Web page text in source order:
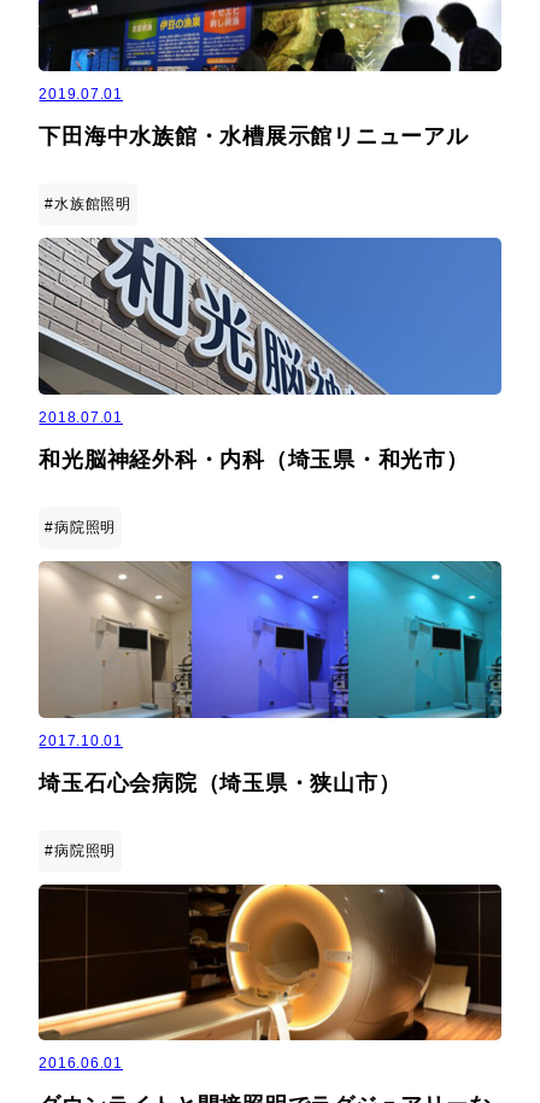
2019.07.01
下田海中水族館・水槽展示館リニューアル
#水族館照明
2018.07.01
和光脳神経外科・内科（埼玉県・和光市）
#病院照明
2017.10.01
埼玉石心会病院（埼玉県・狭山市）
#病院照明
2016.06.01